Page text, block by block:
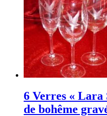
6 Verres « Lara
de bohême